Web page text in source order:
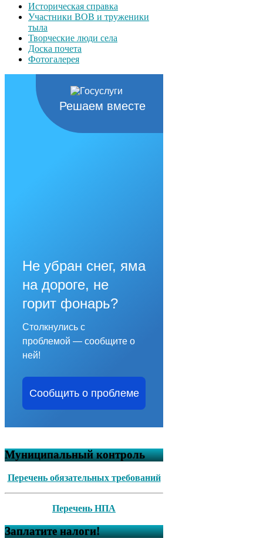
Историческая справка
Участники ВОВ и труженики
тыла
Творческие люди села
Доска почета
Фотогалерея
Решаем вместе
Не убран снег, яма
на дороге, не
горит фонарь?
Столкнулись с
проблемой — сообщите о
ней!
Сообщить о проблеме
Муниципальный контроль
Перечень обязательных требований
Перечень НПА
Заплатите налоги!